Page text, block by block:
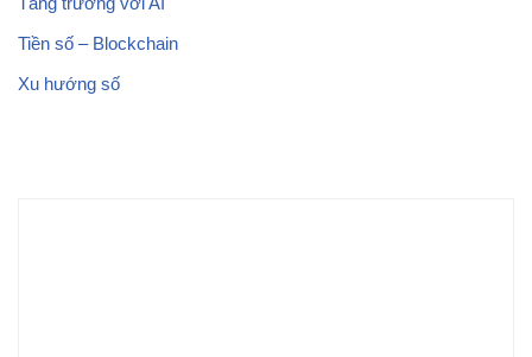
Tiền số – Blockchain
Xu hướng số